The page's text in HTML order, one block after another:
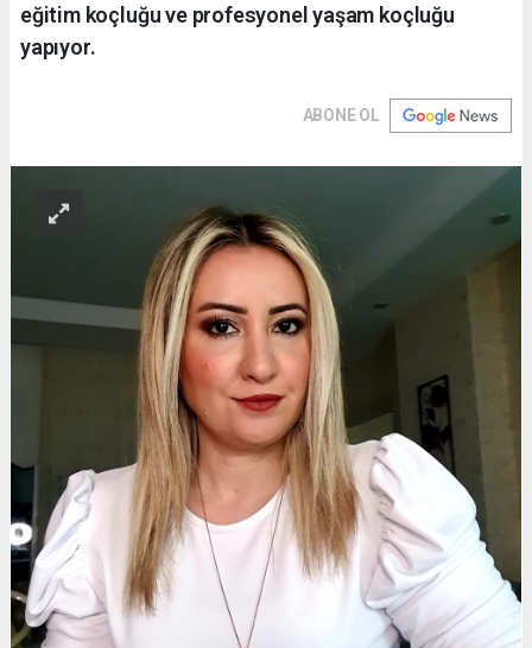
eğitim koçluğu ve profesyonel yaşam koçluğu
yapıyor.
ABONE OL